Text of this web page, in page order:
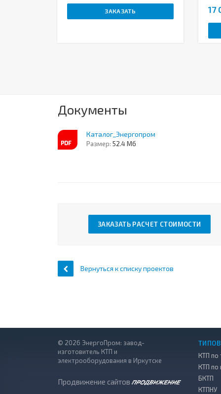
ЗАКАЗАТЬ 17
Документы
Каталог_Энергопром
Размер: 52.4 Мб
ЗАКАЗАТЬ РАСЧЕТ СТОИМОСТИ
Вернуться к списку проектов
© 2026 ЭнергоПром: завод-
изготовитель КТП и
электрооборудования в Иркутске
Продвижение сайтов
КТП по
КТП по
БКТП
КТПНУ